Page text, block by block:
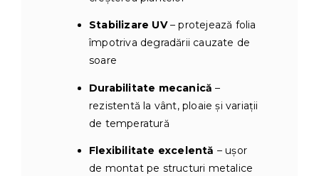
Stabilizare UV– protejează folia
împotriva degradării cauzate de
soare
Durabilitate mecanică –
rezistentă la vânt, ploaie și variații
de temperatură
Flexibilitate excelentă – ușor
de montat pe structuri metalice